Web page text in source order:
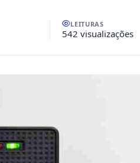
LEITURAS
542 visualizações